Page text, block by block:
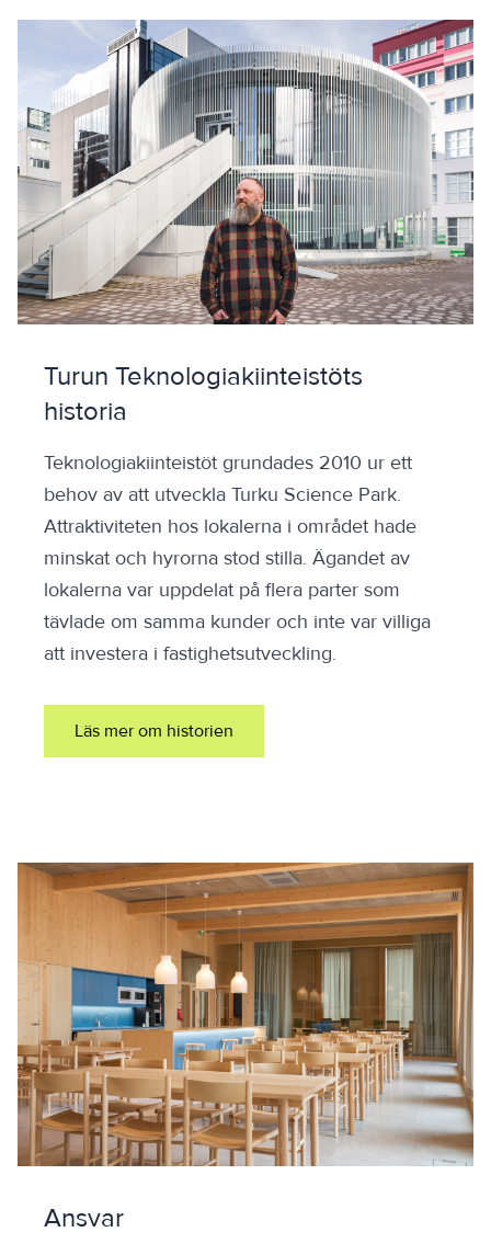
Turun Teknologiakiinteistöts
historia
Teknologiakiinteistöt grundades 2010 ur ett
behov av att utveckla Turku Science Park.
Attraktiviteten hos lokalerna i området hade
minskat och hyrorna stod stilla. Ägandet av
lokalerna var uppdelat på flera parter som
tävlade om samma kunder och inte var villiga
att investera i fastighetsutveckling.
Läs mer om historien
Ansvar